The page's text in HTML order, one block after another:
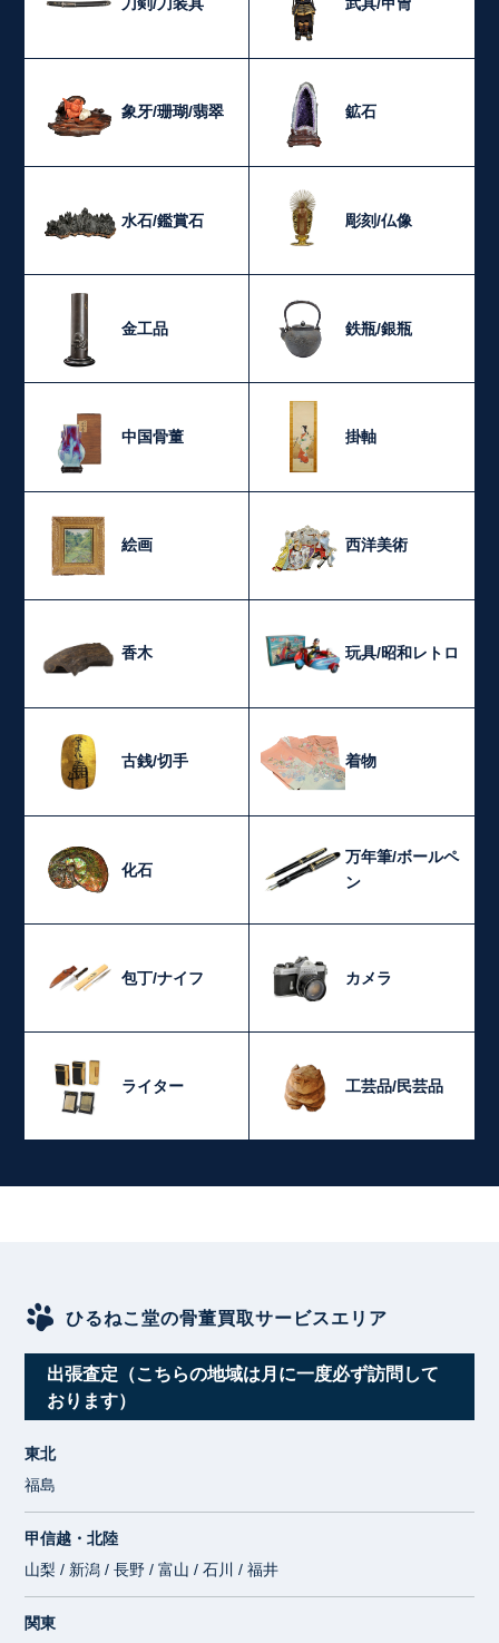
刀剣/刀装具 武具/甲冑
象牙/珊瑚/翡翠 鉱石
水石/鑑賞石 彫刻/仏像
金工品 鉄瓶/銀瓶
中国骨董 掛軸
絵画 西洋美術
香木 玩具/昭和レトロ
古銭/切手 着物
化石
万年筆/ボールペ
ン
包丁/ナイフ カメラ
ライター 工芸品/民芸品
ひるねこ堂の骨董買取サービスエリア
出張査定（こちらの地域は月に一度必ず訪問して
おります）
東北
福島
甲信越・北陸
山梨 / 新潟 / 長野 / 富山 / 石川 / 福井
関東